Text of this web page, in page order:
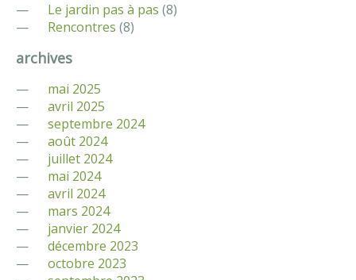
Le jardin pas à pas (8)
Rencontres (8)
archives
mai 2025
avril 2025
septembre 2024
août 2024
juillet 2024
mai 2024
avril 2024
mars 2024
janvier 2024
décembre 2023
octobre 2023